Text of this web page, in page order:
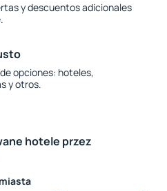
y descuentos adicionales
opciones: hoteles,
y otros.
hotele przez